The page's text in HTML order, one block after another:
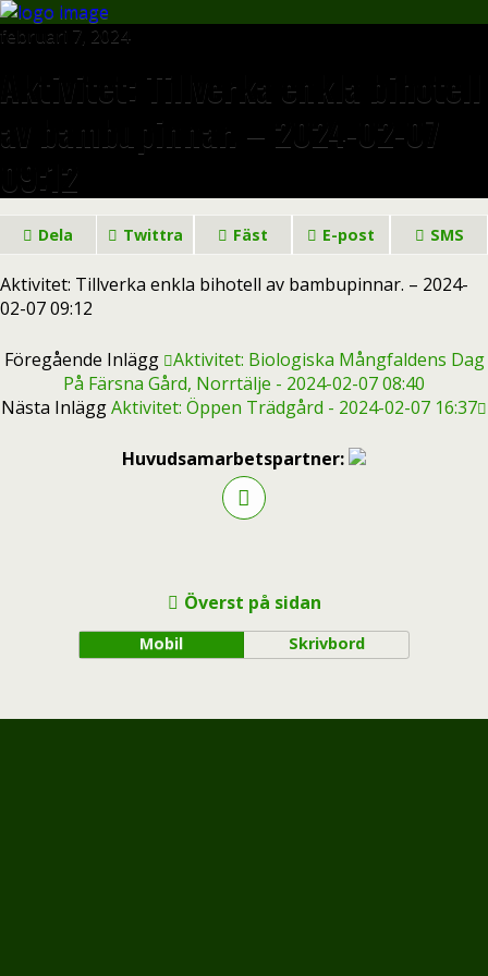
februari 7, 2024
Aktivitet: Tillverka enkla bihotell
av bambupinnar. – 2024-02-07
09:12
Dela Twittra Fäst E-post SMS
Aktivitet: Tillverka enkla bihotell av bambupinnar. – 2024-
02-07 09:12
Föregående Inlägg Aktivitet: Biologiska Mångfaldens Dag
På Färsna Gård, Norrtälje - 2024-02-07 08:40
Nästa InläggAktivitet: Öppen Trädgård - 2024-02-07 16:37
Huvudsamarbetspartner:
Överst på sidan
Mobil Skrivbord